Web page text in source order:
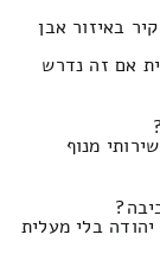
באיזור אבן
אם זה נדרש
מנוף
בלי מעלית